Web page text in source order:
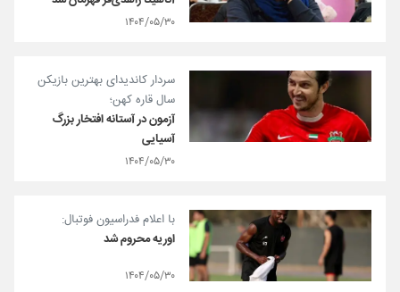
۱۴۰۴/۰۵/۳۰
سردار کاندیدای بهترین بازیکن
سال قاره کهن؛
آزمون در آستانه افتخار بزرگ
آسیایی
۱۴۰۴/۰۵/۳۰
با اعلام فدراسیون فوتبال:
اوریه محروم شد
۱۴۰۴/۰۵/۳۰